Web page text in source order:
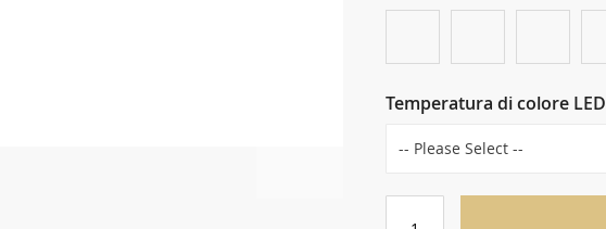
Temperatura di colore LED